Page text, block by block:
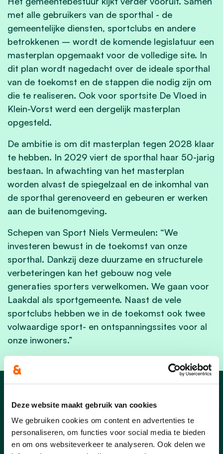
Deze website maakt gebruik van cookies
We gebruiken cookies om content en advertenties te
personaliseren, om functies voor social media te bieden
en om ons websiteverkeer te analyseren. Ook delen we
met alle gebruikers van de sporthal - de
gemeentelijke diensten, sportclubs en andere
betrokkenen – wordt de komende legislatuur een
masterplan opgemaakt voor de volledige site. In
dit plan wordt nagedacht over de ideale sporthal
van de toekomst en de stappen die nodig zijn om
die te realiseren. Ook voor sportsite De Vloed in
Klein-Vorst werd een dergelijk masterplan
opgesteld.
De ambitie is om dit masterplan tegen 2028 klaar
te hebben. In 2029 viert de sporthal haar 50-jarig
bestaan. In afwachting van het masterplan
worden alvast de spiegelzaal en de inkomhal van
de sporthal gerenoveerd en gebeuren er werken
aan de buitenomgeving.
Schepen van Sport Niels Vermeulen: “We
investeren bewust in de toekomst van onze
sporthal. Dankzij deze duurzame en structurele
verbeteringen kan het gebouw nog vele
generaties sporters verwelkomen. We gaan voor
Laakdal als sportgemeente. Naast de vele
sportclubs hebben we in de toekomst ook twee
volwaardige sport- en ontspanningssites voor al
onze inwoners.”
Nieuws uit Laakdal